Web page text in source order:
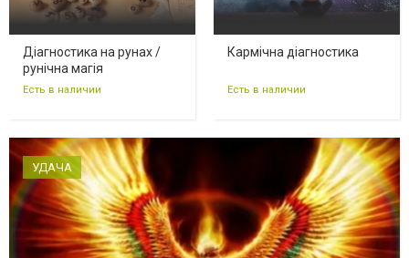
Діагностика на рунах /
рунічна магія
Есть в наличии
Кармічна діагностика
Есть в наличии
УДАЧА